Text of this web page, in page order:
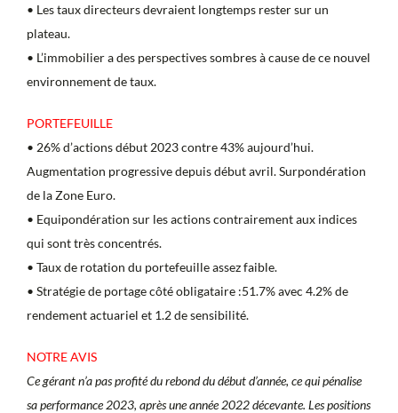
• Les taux directeurs devraient longtemps rester sur un
plateau.
• L’immobilier a des perspectives sombres à cause de ce nouvel
environnement de taux.
PORTEFEUILLE
• 26% d’actions début 2023 contre 43% aujourd’hui.
Augmentation progressive depuis début avril. Surpondération
de la Zone Euro.
• Equipondération sur les actions contrairement aux indices
qui sont très concentrés.
• Taux de rotation du portefeuille assez faible.
• Stratégie de portage côté obligataire :51.7% avec 4.2% de
rendement actuariel et 1.2 de sensibilité.
NOTRE AVIS
Ce gérant n’a pas profité du rebond du début d’année, ce qui pénalise
sa performance 2023, après une année 2022 décevante. Les positions